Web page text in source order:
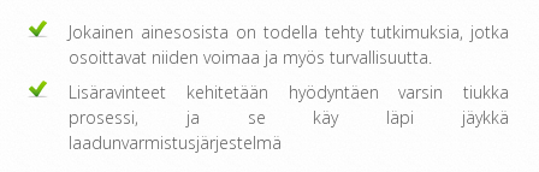
Jokainen ainesosista on todella tehty tutkimuksia, jotka
osoittavat niiden voimaa ja myös turvallisuutta.
Lisäravinteet kehitetään hyödyntäen varsin tiukka
prosessi, ja se käy läpi jäykkä
laadunvarmistusjärjestelmä